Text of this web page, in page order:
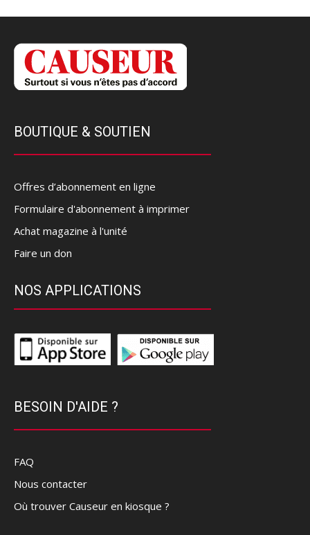
BOUTIQUE & SOUTIEN
Offres d’abonnement en ligne
Formulaire d'abonnement à imprimer
Achat magazine à l'unité
Faire un don
NOS APPLICATIONS
BESOIN D'AIDE ?
FAQ
Nous contacter
Où trouver Causeur en kiosque ?